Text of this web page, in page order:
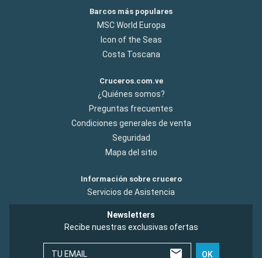
Barcos más populares
MSC World Europa
Icon of the Seas
Costa Toscana
Cruceros.com.ve
¿Quiénes somos?
Preguntas frecuentes
Condiciones generales de venta
Seguridad
Mapa del sitio
Información sobre crucero
Servicios de Asistencia
Newsletters
Recibe nuestras exclusivas ofertas
TU EMAIL OK